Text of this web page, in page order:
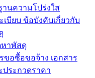
นความโปร่งใส
เบียบ ข้อบังคับเกี่ยวกับ
หาพัสดุ
ขอซื้อขอจ้าง เอกสาร
ประกวดราคา